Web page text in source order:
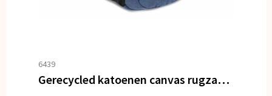
6439
Gerecycled katoenen canvas rugzak Harper